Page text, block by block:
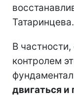
Татаринцева.
В
контролем
двигаться и